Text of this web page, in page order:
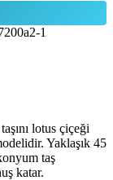
1
lotus çiçeği
Yaklaşık 45
taş
katar.